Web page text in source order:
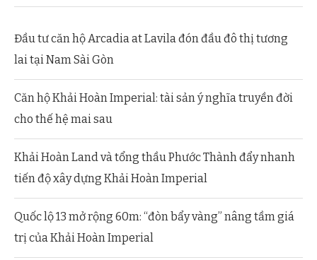
Đầu tư căn hộ Arcadia at Lavila đón đầu đô thị tương
lai tại Nam Sài Gòn
Căn hộ Khải Hoàn Imperial: tài sản ý nghĩa truyền đời
cho thế hệ mai sau
Khải Hoàn Land và tổng thầu Phước Thành đẩy nhanh
tiến độ xây dựng Khải Hoàn Imperial
Quốc lộ 13 mở rộng 60m: “đòn bẩy vàng” nâng tầm giá
trị của Khải Hoàn Imperial